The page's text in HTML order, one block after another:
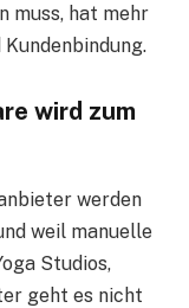
muss, hat mehr
wird zum
werden
weil manuelle
Studios,
geht es nicht